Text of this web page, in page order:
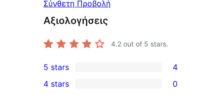
Σύνθετη Προβολή
Αξιολογήσεις
4.2 out of 5 stars.
4
5-
5 stars 4
4 stars 0